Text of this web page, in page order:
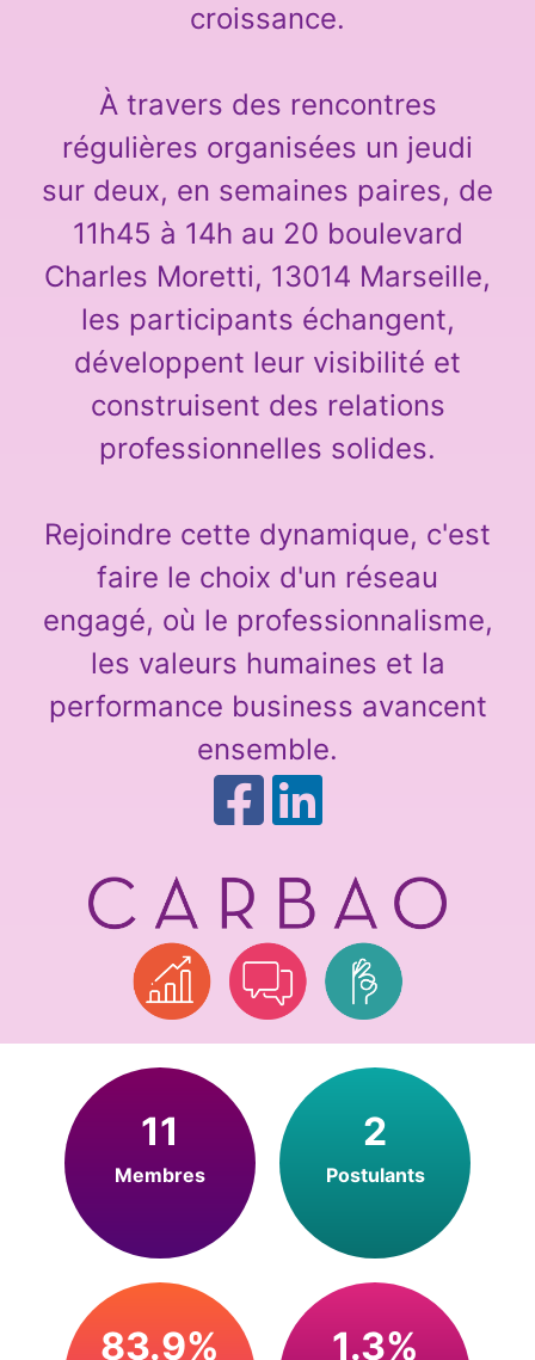
croissance.
À travers des rencontres
régulières organisées un jeudi
sur deux, en semaines paires, de
11h45 à 14h au 20 boulevard
Charles Moretti, 13014 Marseille,
les participants échangent,
développent leur visibilité et
construisent des relations
professionnelles solides.
Rejoindre cette dynamique, c'est
faire le choix d'un réseau
engagé, où le professionnalisme,
les valeurs humaines et la
performance business avancent
ensemble.
11
Membres
2
Postulants
83.9% 1.3%